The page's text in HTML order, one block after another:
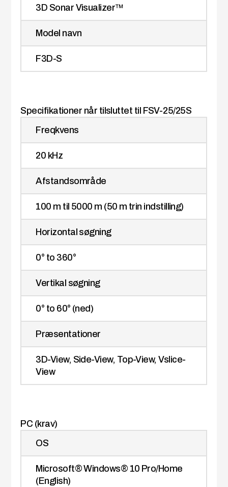
3D Sonar Visualizer™
Model navn
F3D-S
Specifikationer når tilsluttet til FSV-25/25S
Freqkvens
20 kHz
Afstandsområde
100 m til 5000 m (50 m trin indstilling)
Horizontal søgning
0° to 360°
Vertikal søgning
0° to 60° (ned)
Præsentationer
3D-View, Side-View, Top-View, Vslice-
View
PC (krav)
OS
Microsoft® Windows® 10 Pro/Home
(English)